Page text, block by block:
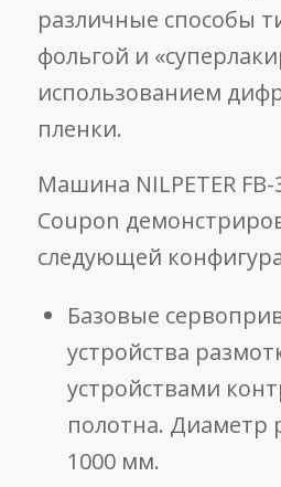
различные способы
фольгой и
использованием
пленки.
Машина NILPETER FB-
Coupon
следующей
Базовые
устройства
устройствами
полотна. Диаметр
1000 мм.